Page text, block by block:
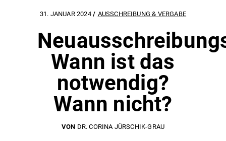
31. JANUAR 2024 AUSSCHREIBUNG & VERGABE
Wann ist das
notwendig?
Wann nicht?
VON DR. CORINA JÜRSCHIK-GRAU